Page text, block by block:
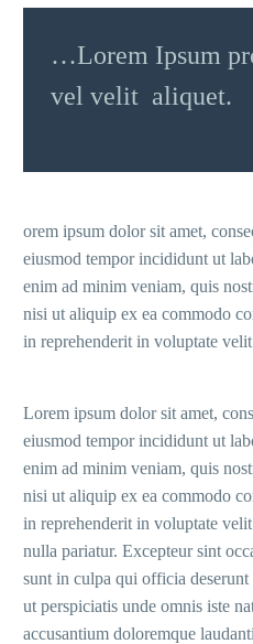
…Lorem Ipsum
vel velit aliquet.
orem ipsum dolor sit amet,
eiusmod tempor incididunt ut
enim ad minim veniam, quis
nisi ut aliquip ex ea commodo
in reprehenderit in voluptate velit
Lorem ipsum dolor sit amet,
eiusmod tempor incididunt ut
enim ad minim veniam, quis
nisi ut aliquip ex ea commodo
in reprehenderit in voluptate
nulla pariatur. Excepteur sint
sunt in culpa qui officia
ut perspiciatis unde omnis iste
accusantium doloremque